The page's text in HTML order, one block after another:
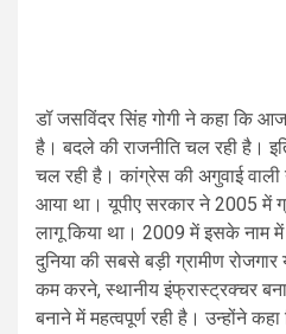
डॉ जसविंदर सिंह गोगी ने कहा कि
है। बदले की राजनीति चल रही है।
चल रही है। कांग्रेस की अगुवाई
आया था। यूपीए सरकार ने 2005 में
लागू किया था। 2009 में इसके नाम में
दुनिया की सबसे बड़ी ग्रामीण रोजगार
कम करने, स्थानीय इंफ्रास्ट्रक्चर
बनाने में महत्वपूर्ण रही है। उन्होंने